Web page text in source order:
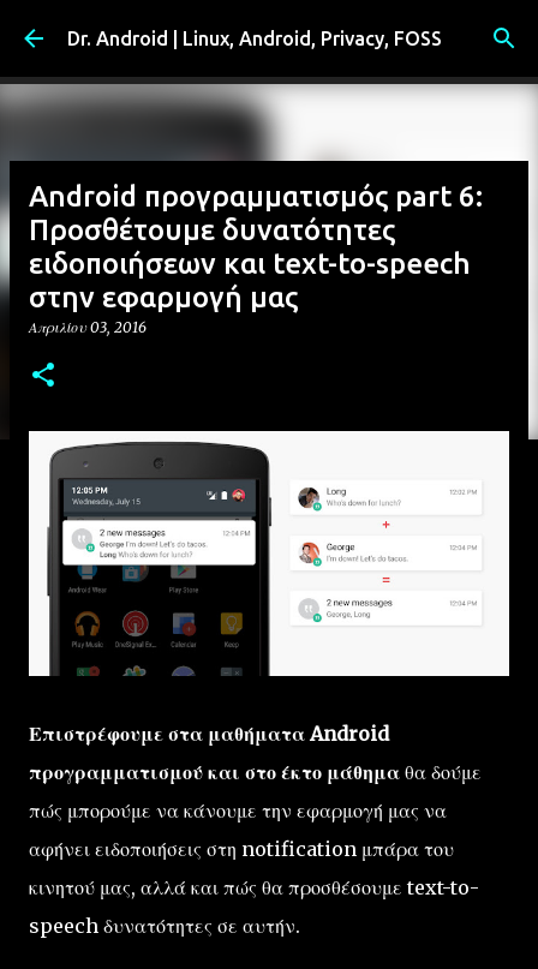
Μετάβαση στο κύριο περιεχόμενο
Dr. Android | Linux, Android, Privacy, FOSS
Android προγραμματισμός part 6:
Προσθέτουμε δυνατότητες
ειδοποιήσεων και text-to-speech
στην εφαρμογή μας
Απριλίου 03, 2016
Επιστρέφουμε στα μαθήματα Android
προγραμματισμού και στο έκτο μάθημα θα δούμε
πώς μπορούμε να κάνουμε την εφαρμογή μας να
αφήνει ειδοποιήσεις στη notification μπάρα του
κινητού μας, αλλά και πώς θα προσθέσουμε text-to-
speech δυνατότητες σε αυτήν.